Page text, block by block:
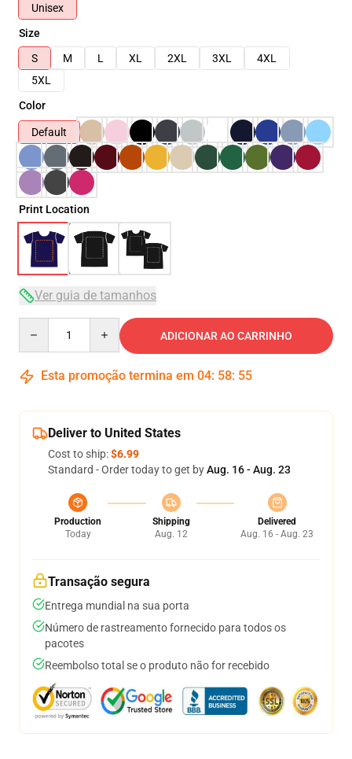
Unisex
Size
S
M L XL 2XL 3XL
4XL
5XL
Color
Default
Print Location
Ver guia de tamanhos
ADICIONAR AO CARRINHO
Esta promoção termina em 04: 58: 54
Deliver to United States
Cost to ship:$6.99
Standard - Order today to get byAug. 16 - Aug. 23
Production
Today
Shipping
Aug. 12
Delivered
Aug. 16 - Aug. 23
Transação segura
Entrega mundial na sua porta
Número de rastreamento fornecido para todos os
pacotes
Reembolso total se o produto não for recebido